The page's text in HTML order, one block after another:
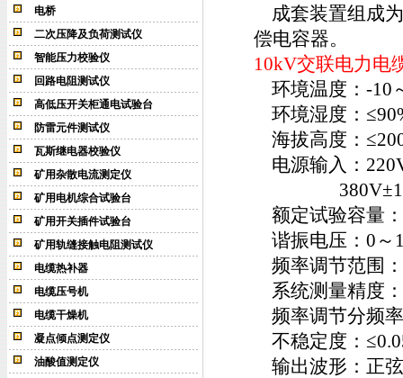
电桥
二次压降及负荷测试仪
智能压力校验仪
回路电阻测试仪
高低压开关柜通电试验台
防雷元件测试仪
瓦斯继电器校验仪
矿用杂散电流测定仪
矿用电机综合试验台
矿用开关插件试验台
矿用轨缝接触电阻测试仪
电缆热补器
电缆压号机
电缆干燥机
凝点倾点测定仪
油酸值测定仪
成套装置组成
偿电容器。
10kV交联电力电
环境温度：-
环境湿度：
海拔高度：
电源输入：
380V±10%
额定试验容量
谐振电压：0
频率调节范围
系统测量精
频率调节分
不稳定度：
输出波形：正